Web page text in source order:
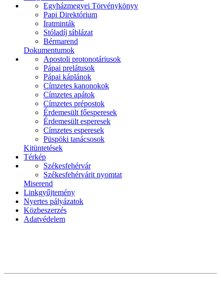
Egyházmegyei Törvénykönyv
Papi Direktórium
Iratminták
Stóladíj táblázat
Bérmarend
Dokumentumok
Apostoli protonotáriusok
Pápai prelátusok
Pápai káplánok
Címzetes kanonokok
Címzetes apátok
Címzetes prépostok
Érdemesült főesperesek
Érdemesült esperesek
Címzetes esperesek
Püspöki tanácsosok
Kitüntetések
Térkép
Székesfehérvár
Székesfehérvárit nyomtat
Miserend
Linkgyűjtemény
Nyertes pályázatok
Közbeszerzés
Adatvédelem